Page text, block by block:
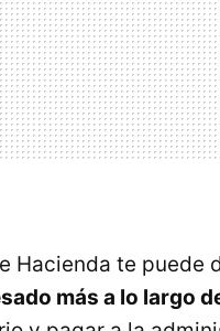
Hacienda te puede
más a lo largo